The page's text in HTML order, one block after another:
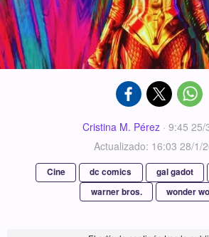
Cristina M. Pérez· 9:45 25/
Actualizado: 16:03 28/1/
Cine dc comics gal gadot
warner bros.
wonder